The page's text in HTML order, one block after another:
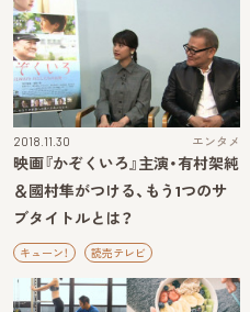
2018.11.30 エンタメ
映画『かぞくいろ』主演・有村架純
＆國村隼がつける、もう1つのサ
ブタイトルとは？
キューン！ 読売テレビ